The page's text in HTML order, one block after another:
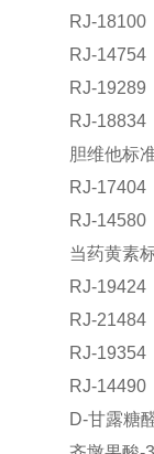
RJ-
RJ-
RJ-
RJ-
胆维他标
RJ-
RJ-
当药黄素
RJ-
RJ-
RJ-
RJ-
D-甘露糖